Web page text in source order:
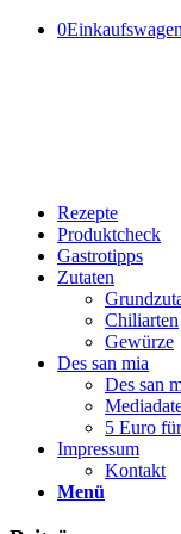
0Einkaufswagen
Rezepte
Produktcheck
Gastrotipps
Zutaten
Chiliarten
Gewürze
Des san mia
Des san
5 Euro
Impressum
Kontakt
Menü